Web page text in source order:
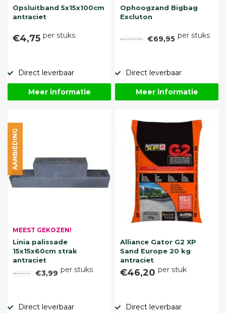
Opsluitband 5x15x100cm
antraciet
€4,75 per stuks
Direct leverbaar
Meer informatie
Ophoogzand Bigbag
Excluton
€89,95 €69,95 per stuks
Direct leverbaar
Meer informatie
MEEST GEKOZEN!
Linia palissade
15x15x60cm strak
antraciet
€5,75 €3,99 per stuks
AANBIEDING
Direct leverbaar
Alliance Gator G2 XP
Sand Europe 20 kg
antraciet
€46,20 per stuk
Direct leverbaar